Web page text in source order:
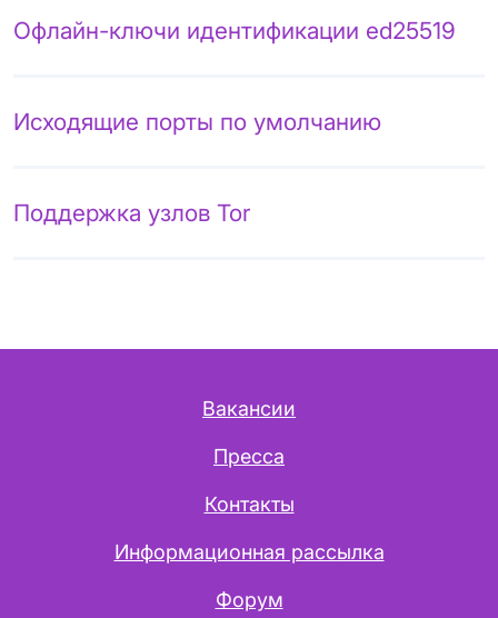
Офлайн-ключи идентификации ed25519
Исходящие порты по умолчанию
Поддержка узлов Tor
Вакансии
Пресса
Контакты
Информационная рассылка
Форум